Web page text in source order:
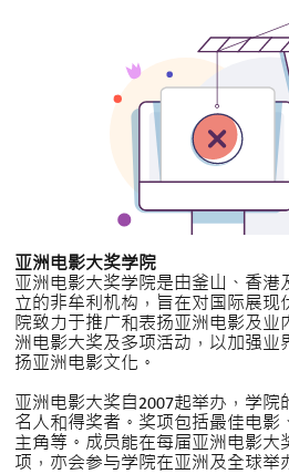
亚洲电影大奖学院
亚洲电影大奖学院是由釜山、香港
立的非牟利机构，旨在对国际展现
院致力于推广和表扬亚洲电影及业
洲电影大奖及多项活动，以加强业
扬亚洲电影文化。
亚洲电影大奖自2007起举办，学
名人和得奖者。奖项包括最佳电影
主角等。成员能在每届亚洲电影大
项，亦会参与学院在亚洲及全球举